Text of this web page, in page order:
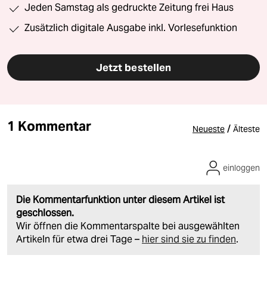
Jeden Samstag als gedruckte Zeitung frei Haus
Zusätzlich digitale Ausgabe inkl. Vorlesefunktion
Jetzt bestellen
1 Kommentar Neueste / Älteste
Die Kommentarfunktion unter diesem Artikel ist
geschlossen.
Wir öffnen die Kommentarspalte bei ausgewählten
Artikeln für etwa drei Tage – hier sind sie zu finden.
einloggen